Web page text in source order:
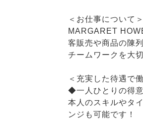
＜お仕事について＞
MARGARET
客販売や商品の陳
チームワークを大
＜充実した待遇で
◆一人ひとりの得
本人のスキルやタ
ンジも可能です！